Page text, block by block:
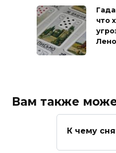
что
Вам также
К чему